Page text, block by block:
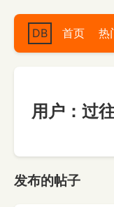
DB 首页 热
用户：过
发布的帖子